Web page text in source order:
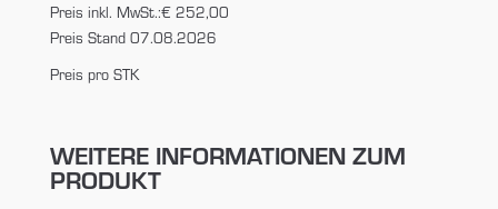
Preis inkl. MwSt.:€ 252,00
Preis Stand 07.08.2026
Preis pro STK
WEITERE INFORMATIONEN ZUM
PRODUKT